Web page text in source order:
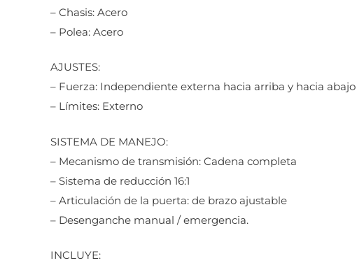
– Chasis: Acero
– Polea: Acero
AJUSTES:
– Fuerza: Independiente externa hacia arriba y hacia abajo
– Límites: Externo
SISTEMA DE MANEJO:
– Mecanismo de transmisión: Cadena completa
– Sistema de reducción 16:1
– Articulación de la puerta: de brazo ajustable
– Desenganche manual / emergencia.
INCLUYE: